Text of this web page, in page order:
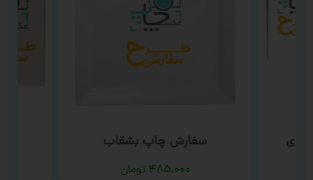
سفارش چاپ بشقاب
۴۸۵,۰۰۰ تومان